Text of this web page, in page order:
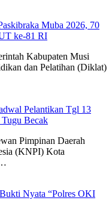
Muba 2026, 70
ke-81 RI
Kabupaten Musi
dan Pelatihan (Diklat)
Pelantikan Tgl 13
Becak
Pimpinan Daerah
(KNPI) Kota
Nyata “Polres OKI